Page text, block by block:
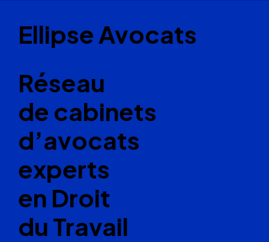
Ellipse Avocats
Réseau
de cabinets
d’avocats
experts
en Droit
du Travail